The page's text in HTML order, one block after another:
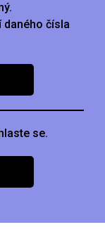
daného čísla
se.